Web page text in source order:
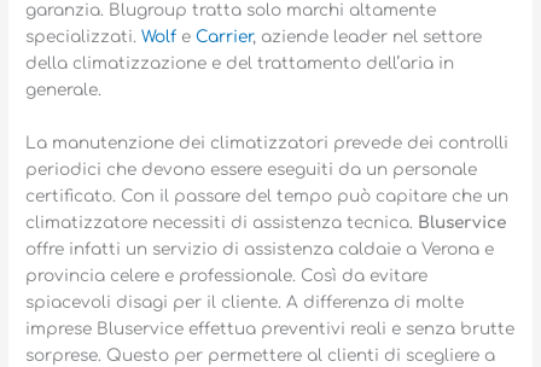
garanzia. Blugroup tratta solo marchi altamente
specializzati.Wolf eCarrier, aziende leader nel settore
della climatizzazione e del trattamento dell’aria in
generale.
La manutenzione dei climatizzatori prevede dei controlli
periodici che devono essere eseguiti da un personale
certificato. Con il passare del tempo può capitare che un
climatizzatore necessiti di assistenza tecnica. Bluservice
offre infatti un servizio di assistenza caldaie a Verona e
provincia celere e professionale. Così da evitare
spiacevoli disagi per il cliente. A differenza di molte
imprese Bluservice effettua preventivi reali e senza brutte
sorprese. Questo per permettere al clienti di scegliere a